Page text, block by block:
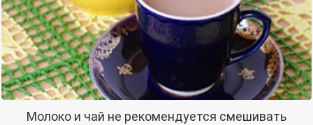
Молоко и чай не рекомендуется смешивать